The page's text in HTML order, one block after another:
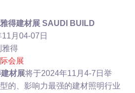
得建材展 SAUDI BUILD
月04-07日
得
会展
材展将于2024年11月4-7日举
的、影响力最强的建材照明行业